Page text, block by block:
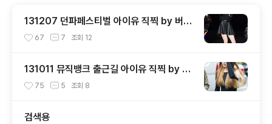
131207 던파페스티벌 아이유 직찍 by 버칼
리 67 7 조회 12
131011 뮤직뱅크 출근길 아이유 직찍 by 버
칼리
75 5 조회 8
검색용